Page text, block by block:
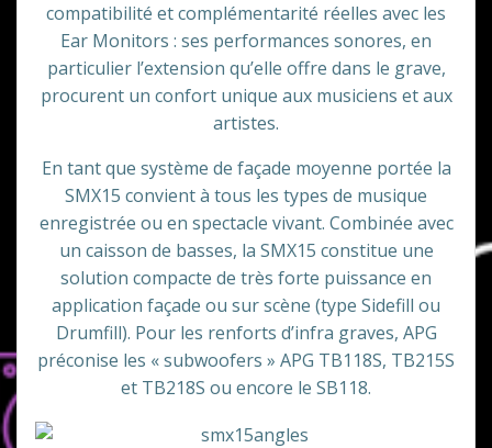
compatibilité et complémentarité réelles avec les
Ear Monitors : ses performances sonores, en
particulier l’extension qu’elle offre dans le grave,
procurent un confort unique aux musiciens et aux
artistes.
En tant que système de façade moyenne portée la
SMX15 convient à tous les types de musique
enregistrée ou en spectacle vivant. Combinée avec
un caisson de basses, la SMX15 constitue une
solution compacte de très forte puissance en
application façade ou sur scène (type Sidefill ou
Drumfill). Pour les renforts d’infra graves, APG
préconise les « subwoofers » APG TB118S, TB215S
et TB218S ou encore le SB118.